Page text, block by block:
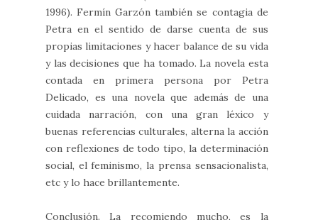
1996). Fermín Garzón también se contagia de
Petra en el sentido de darse cuenta de sus
propias limitaciones y hacer balance de su vida
y las decisiones que ha tomado. La novela esta
contada en primera persona por Petra
Delicado, es una novela que además de una
cuidada narración, con una gran léxico y
buenas referencias culturales, alterna la acción
con reflexiones de todo tipo, la determinación
social, el feminismo, la prensa sensacionalista,
etc y lo hace brillantemente.
Conclusión. La recomiendo mucho, es la